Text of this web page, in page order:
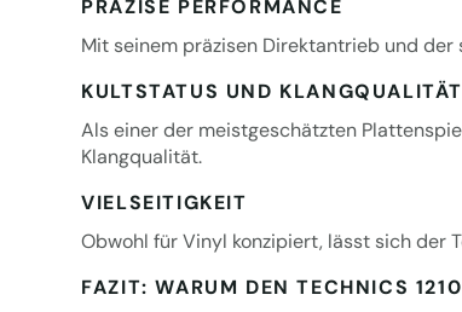
PRÄZISE PERFORMANCE
Mit seinem präzisen Direktantrieb und
KULTSTATUS UND KLANGQUALITÄT
Als einer der meistgeschätzten
Klangqualität.
VIELSEITIGKEIT
Obwohl für Vinyl konzipiert, lässt sich der
FAZIT: WARUM DEN TECHNICS